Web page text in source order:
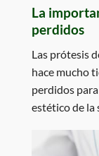
La
perdidos
Las prótesis
hace mucho
perdidos
estético de la